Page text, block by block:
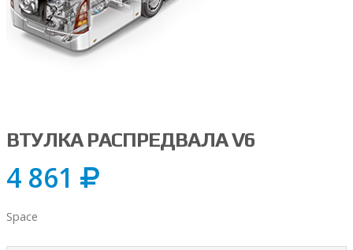
ВТУЛКА РАСПРЕДВАЛА V6
4 861
Space